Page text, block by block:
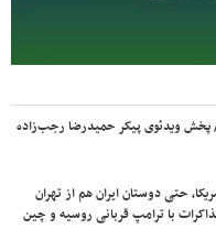
ویدئوی پیکر حمیدرضا رجب‌زاده
حتی دوستان ایران هم از تهران
با ترامپ قربانی روسیه و چین